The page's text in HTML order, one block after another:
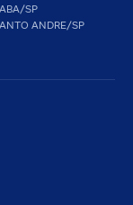
SP
ANDRE/SP